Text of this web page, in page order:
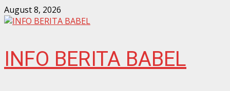
Skip
to
August 8, 2026
INFO BERITA BABEL